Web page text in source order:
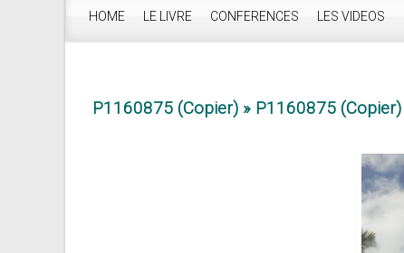
HOME LE LIVRE CONFERENCES LES VIDEOS
P1160875 (Copier) » P1160875 (Copier)